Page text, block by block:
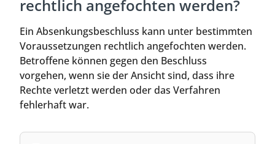
rechtlich angefochten werden?
Ein Absenkungsbeschluss kann unter bestimmten
Voraussetzungen rechtlich angefochten werden.
Betroffene können gegen den Beschluss
vorgehen, wenn sie der Ansicht sind, dass ihre
Rechte verletzt werden oder das Verfahren
fehlerhaft war.